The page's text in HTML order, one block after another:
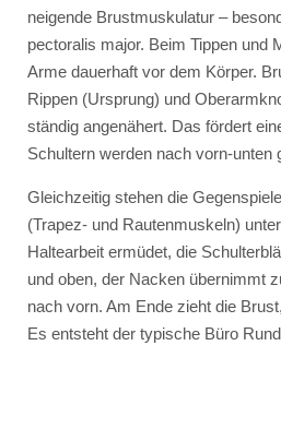
neigende Brustmuskulatur –
pectoralis major. Beim Tippen und
Arme dauerhaft vor dem Körper.
Rippen (Ursprung) und
ständig angenähert. Das fördert
Schultern werden nach vorn-unten
Gleichzeitig stehen die
(Trapez- und Rautenmuskeln)
Haltearbeit ermüdet, die
und oben, der Nacken übernimmt
nach vorn. Am Ende zieht die
Es entsteht der typische Büro